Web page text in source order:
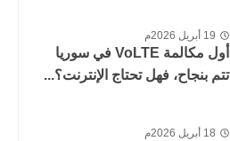
19 أبريل 2026م
أول مكالمة VoLTE في سوريا
تتم بنجاح، فهل تحتاج الإنترنت؟...
18 أبريل 2026م